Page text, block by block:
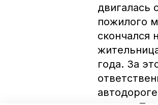
двигалась
пожилого
скончался
года. За